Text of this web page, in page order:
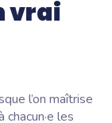
vrai
l’on maîtrise
les